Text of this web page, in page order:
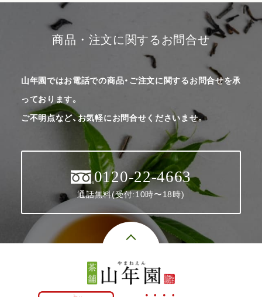
商品・注文に関するお問合せ
山年園ではお電話での商品・ご注文に関するお問合せを承
っております。
ご不明点など、お気軽にお問合せくださいませ。
0120-22-4663
通話無料(受付:10時〜18時)